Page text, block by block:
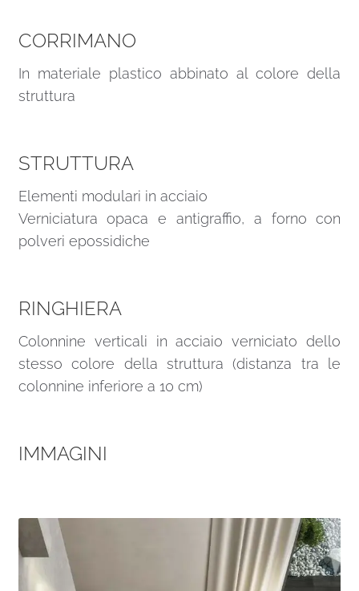
CORRIMANO
In materiale plastico abbinato al colore della
struttura
STRUTTURA
Elementi modulari in acciaio
Verniciatura opaca e antigraffio, a forno con
polveri epossidiche
RINGHIERA
Colonnine verticali in acciaio verniciato dello
stesso colore della struttura (distanza tra le
colonnine inferiore a 10 cm)
IMMAGINI